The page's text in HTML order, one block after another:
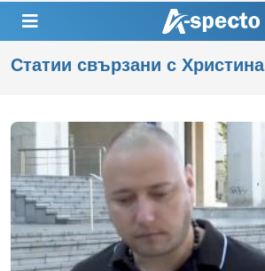
Статии свързани с Христина